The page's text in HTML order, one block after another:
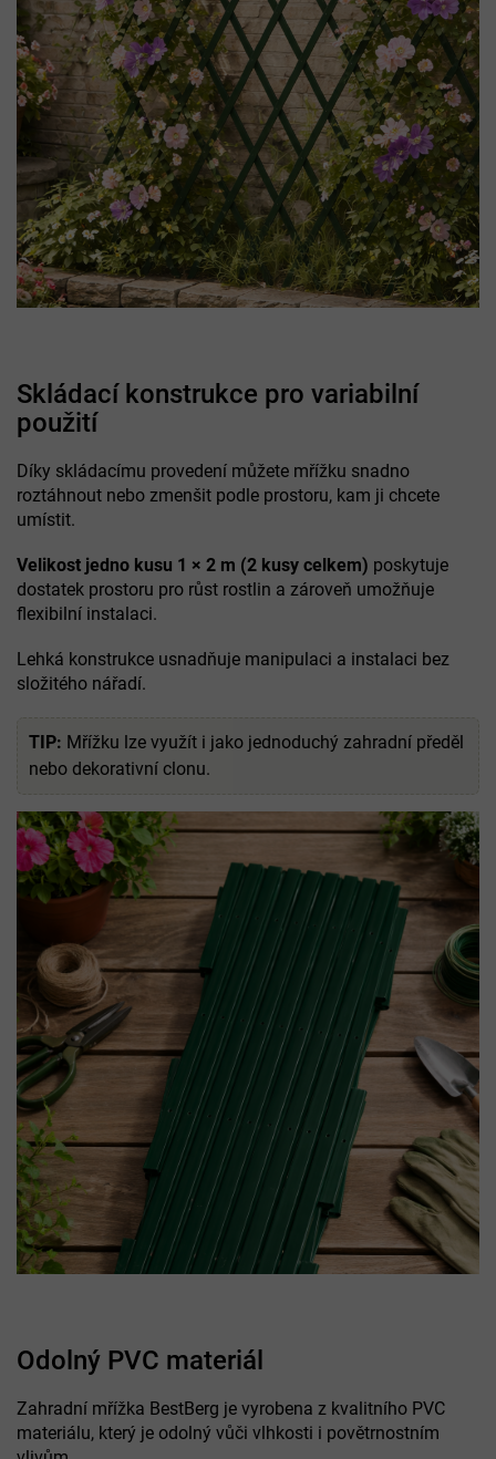
Skládací konstrukce pro variabilní
použití
Díky skládacímu provedení můžete mřížku snadno
roztáhnout nebo zmenšit podle prostoru, kam ji chcete
umístit.
Velikost jedno kusu 1 × 2 m (2 kusy celkem) poskytuje
dostatek prostoru pro růst rostlin a zároveň umožňuje
flexibilní instalaci.
Lehká konstrukce usnadňuje manipulaci a instalaci bez
složitého nářadí.
TIP: Mřížku lze využít i jako jednoduchý zahradní předěl
nebo dekorativní clonu.
Odolný PVC materiál
Zahradní mřížka BestBerg je vyrobena z kvalitního PVC
materiálu, který je odolný vůči vlhkosti i povětrnostním